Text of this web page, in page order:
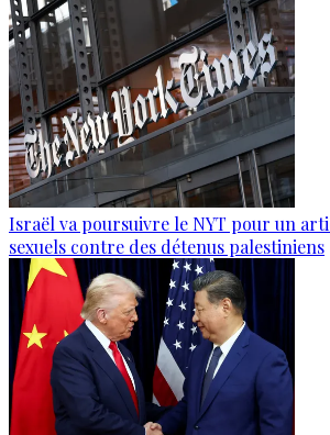
Israël va poursuivre le NYT pour un
sexuels contre des détenus palestiniens